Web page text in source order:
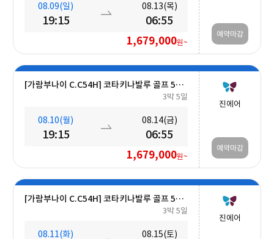
08.09(일)
19:15
08.13(목)
06:55
1,679,000원~
예약마감
[가람부나이 C.C54H] 코타키나발루 골프 5일 (최대 27H ■무료■ 추가 가능) #호텔식 3회
3박 5일
08.10(월)
19:15
08.14(금)
06:55
1,679,000원~
진에어
예약마감
[가람부나이 C.C54H] 코타키나발루 골프 5일 (최대 27H ■무료■ 추가 가능) #호텔식 3회
3박 5일
08.11(화) 08.15(토)
진에어